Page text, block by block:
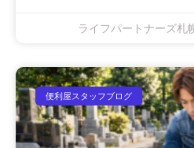
ライフパートナーズ札
便利屋スタッフブログ